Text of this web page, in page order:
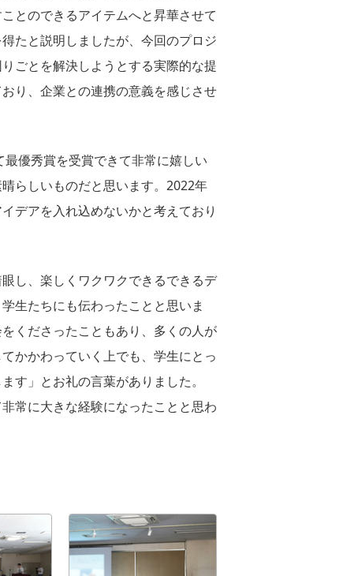
とのできるアイテムへと昇華させて
たと説明しましたが、今回のプロジ
ごとを解決しようとする実際的な提
り、企業との連携の意義を感じさせ
優秀賞を受賞できて非常に嬉しい
らしいものだと思います。2022年
デアを入れ込めないかと考えており
し、楽しくワクワクできるできるデ
生たちにも伝わったことと思いま
くださったこともあり、多くの人が
かかわっていく上でも、学生にとっ
す」とお礼の言葉がありました。
常に大きな経験になったことと思わ